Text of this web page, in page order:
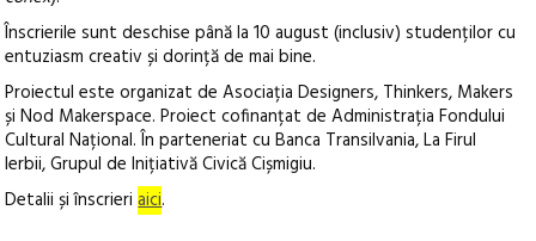
Înscrierile sunt deschise până la 10 august (inclusiv) studenților cu
entuziasm creativ și dorință de mai bine.
Proiectul este organizat de Asociația Designers, Thinkers, Makers
și Nod Makerspace. Proiect cofinanțat de Administrația Fondului
Cultural Național. În parteneriat cu Banca Transilvania, La Firul
Ierbii, Grupul de Inițiativă Civică Cișmigiu.
Detalii și înscrieriaici.